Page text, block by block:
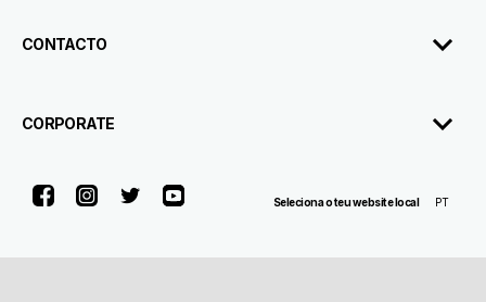
CONTACTO
CORPORATE
FacebookInstagram
Twitter Seleciona o teu website local PT
Piaggio & C. SpA Sede legale Viale Rinaldo Piaggio, 25 56025 Pontedera